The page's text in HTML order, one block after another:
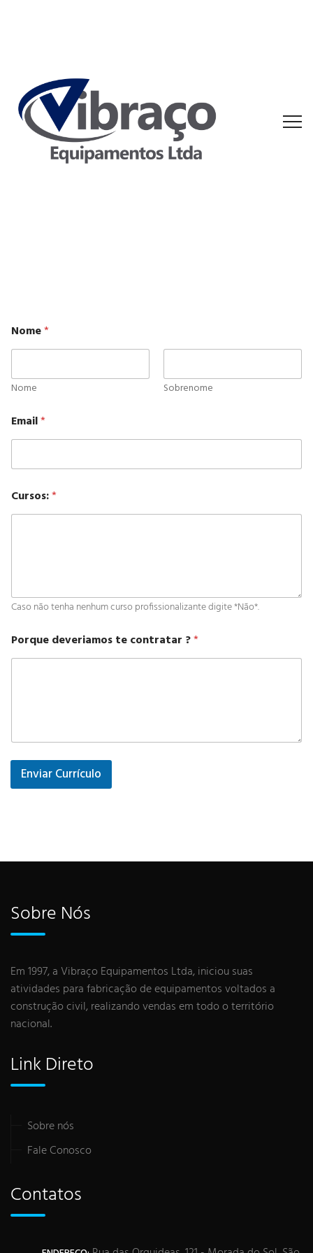
Nome*
Nome Sobrenome
Email*
Cursos:*
Caso não tenha nenhum curso profissionalizante digite *Não*.
Porque deveriamos te contratar ?*
Enviar Currículo
Sobre Nós
Em 1997, a Vibraço Equipamentos Ltda, iniciou suas
atividades para fabricação de equipamentos voltados a
construção civil, realizando vendas em todo o território
nacional.
Link Direto
Sobre nós
Fale Conosco
Contatos